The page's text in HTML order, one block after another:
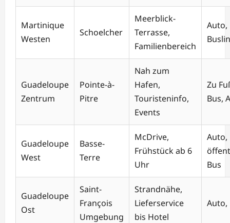
Martinique
Westen
Schoelcher
Meerblick-
Terrasse,
Familienbereich
Auto,
Guadeloupe
Zentrum
Pointe-à-
Pitre
Nah zum
Hafen,
Touristeninfo,
Events
Zu
Bus,
Guadeloupe
West
Basse-
Terre
McDrive,
Frühstück ab 6
Uhr
Auto,
Bus
Guadeloupe
Ost
Saint-
François
Umgebung
Strandnähe,
Lieferservice
bis Hotel
Auto,